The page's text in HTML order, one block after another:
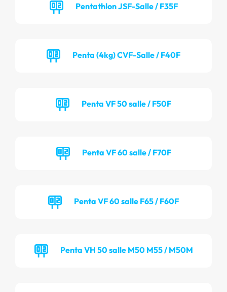
Pentathlon JSF-Salle / F35F
Penta (4kg) CVF-Salle / F40F
Penta VF 50 salle / F50F
Penta VF 60 salle / F70F
Penta VF 60 salle F65 / F60F
Penta VH 50 salle M50 M55 / M50M